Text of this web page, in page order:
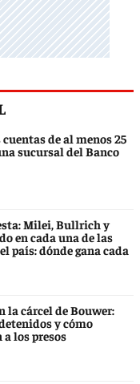
de al menos 25
sucursal del Banco
Milei, Bullrich y
en cada una de las
país: dónde gana cada
la cárcel de Bouwer:
y cómo
los presos